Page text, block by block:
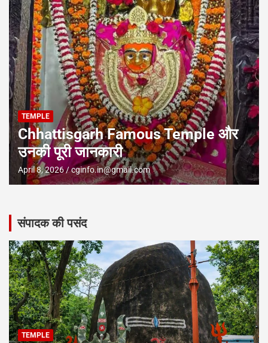
TOURIST PLACES WATERFALL
Mainpat Chhattisgarh: छत्तीसगढ़ का
शिमला | मैनपाट घूमने की पूरी जानकारी
December 29, 2025 cginfo.in@gmail.com
संपादक की पसंद
TEMPLE